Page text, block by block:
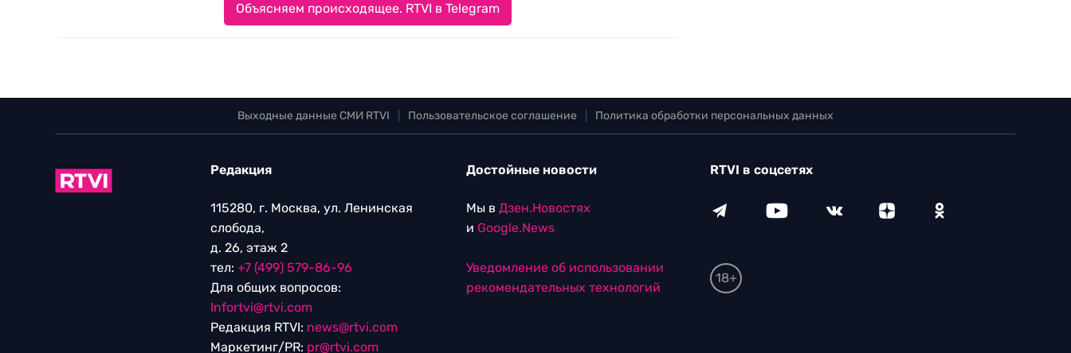
Объясняем происходящее. RTVI в Telegram
Выходные данные СМИ RTVI Пользовательское соглашение Политика обработки персональных данных
Редакция
115280, г. Москва, ул. Ленинская
слобода,
д. 26, этаж 2
тел: +7 (499) 579-86-96
Для общих вопросов:
Infortvi@rtvi.com
Редакция RTVI: news@rtvi.com
Маркетинг/PR: pr@rtvi.com
Достойные новости
Мы в Дзен.Новостях
и Google.News
Уведомление об использовании
рекомендательных технологий
RTVI в соцсетях
18+